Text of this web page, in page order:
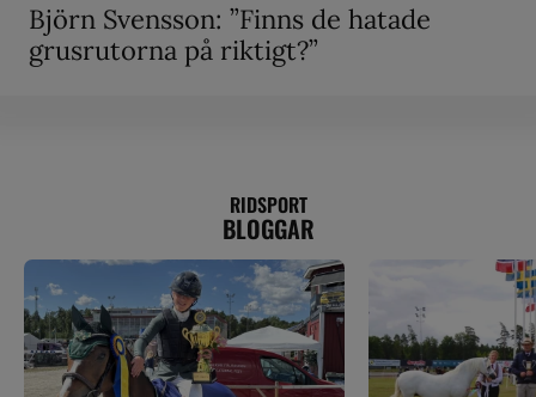
Björn Svensson: ”Finns de hatade
grusrutorna på riktigt?”
RIDSPORT
BLOGGAR